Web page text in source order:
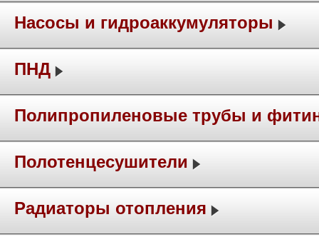
Насосы и гидроаккумуляторы
ПНД
Полипропиленовые трубы и
Полотенцесушители
Радиаторы отопления